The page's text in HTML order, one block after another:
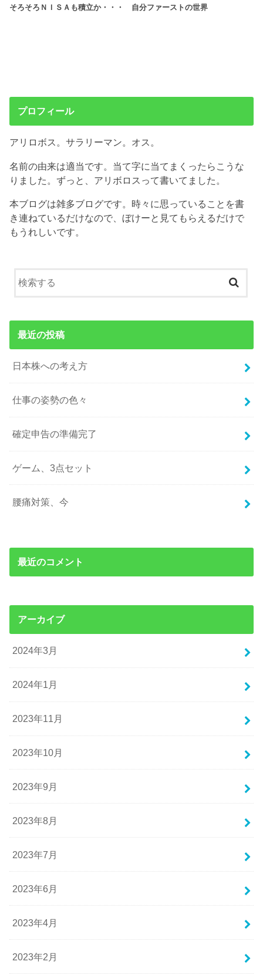
そろそろＮＩＳＡも積立か・・・ 自分ファーストの世界
プロフィール
アリロボス。サラリーマン。オス。
名前の由来は適当です。当て字に当てまくったらこうな
りました。ずっと、アリボロスって書いてました。
本ブログは雑多ブログです。時々に思っていることを書
き連ねているだけなので、ぼけーと見てもらえるだけで
もうれしいです。
最近の投稿
日本株への考え方
仕事の姿勢の色々
確定申告の準備完了
ゲーム、3点セット
腰痛対策、今
最近のコメント
アーカイブ
2024年3月
2024年1月
2023年11月
2023年10月
2023年9月
2023年8月
2023年7月
2023年6月
2023年4月
2023年2月